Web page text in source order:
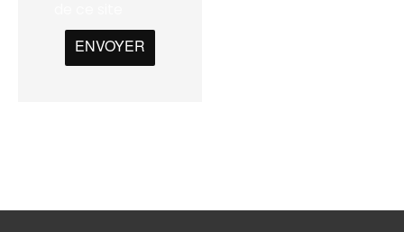
ENVOYER